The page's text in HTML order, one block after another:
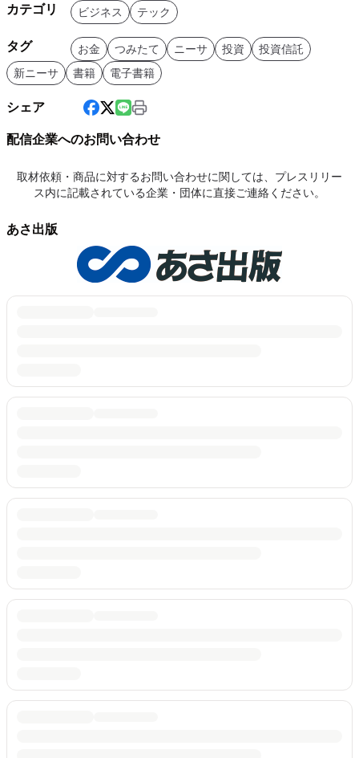
カテゴリ ビジネス テック
タグ お金 つみたて ニーサ 投資
投資信託
新ニーサ
書籍 電子書籍
シェア
配信企業へのお問い合わせ
取材依頼・商品に対するお問い合わせに関しては、プレスリリー
ス内に記載されている企業・団体に直接ご連絡ください。
あさ出版